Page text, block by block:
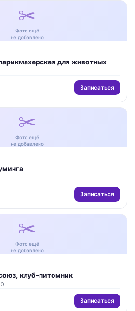
✂️
Фото ещё
не добавлено
для животных
Записаться
✂️
Фото ещё
не добавлено
Записаться
✂️
Фото ещё
не добавлено
клуб-питомник
Записаться